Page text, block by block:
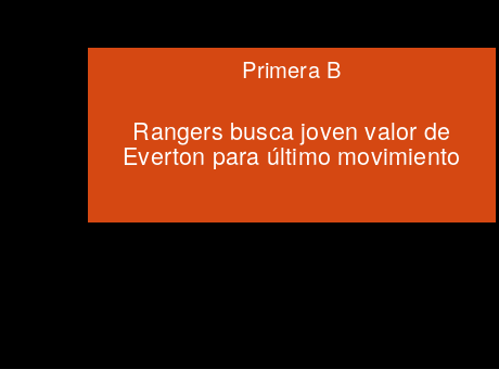
Rangers busca joven valor de
Everton para último movimiento
Primera B